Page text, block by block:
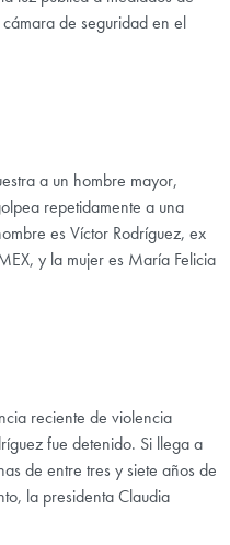
de seguridad en el
a un hombre mayor,
repetidamente a una
es Víctor Rodríguez, ex
y la mujer es María Felicia
reciente de violencia
fue detenido. Si llega a
de entre tres y siete años de
la presidenta Claudia